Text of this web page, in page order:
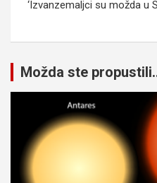
‘Izvanzemaljci su možda u
Možda ste